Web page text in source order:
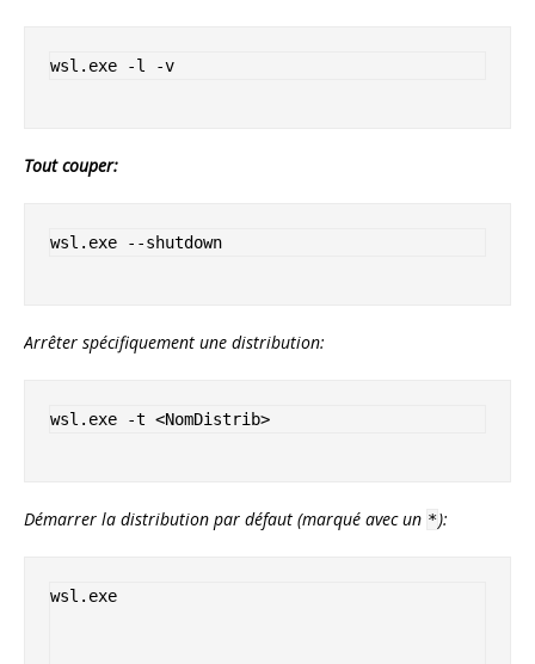
Tout couper:
Arrêter spécifiquement une distribution:
Démarrer la distribution par défaut (marqué avec un *):
wsl.exe